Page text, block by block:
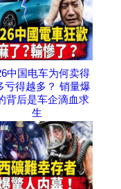
中国电车为何卖得
亏得越多？ 销量爆
背后是车企滴血求
生